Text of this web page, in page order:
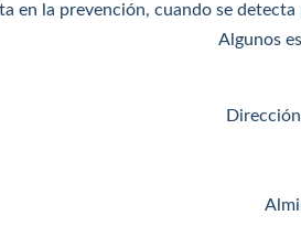
en la prevención, cuando se
Algunos